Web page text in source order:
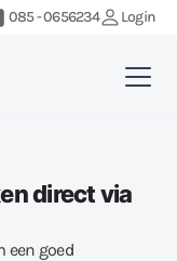
085 - 0656234 Login
direct via
een goed